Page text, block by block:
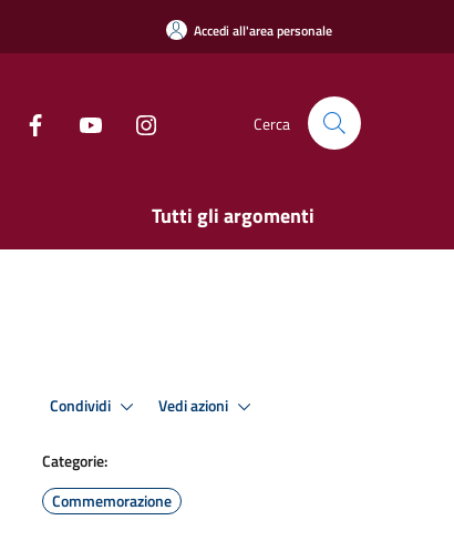
Accedi all'area personale
Cerca
Tutti gli argomenti
Condividi Vedi azioni
Categorie:
Commemorazione